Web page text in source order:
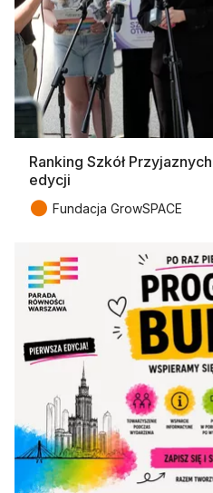
Ranking Szkół
edycji
● Fundacja GrowSPACE